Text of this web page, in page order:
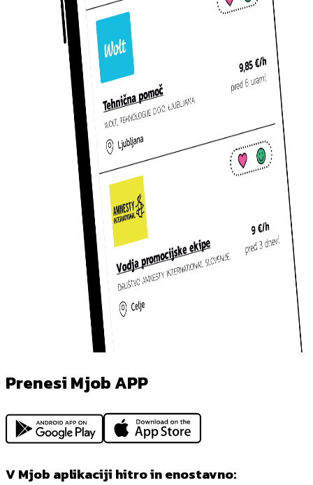
Prenesi Mjob APP
V Mjob aplikaciji hitro in enostavno: